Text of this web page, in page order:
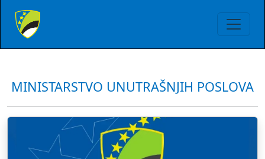
MINISTARSTVO UNUTRAŠNJIH POSLOVA